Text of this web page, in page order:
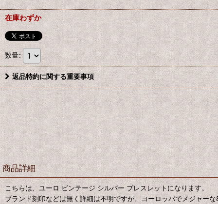
在庫わずか
数量:
返品特約に関する重要事項
商品詳細
こちらは、ユーロ ビンテージ シルバー ブレスレットになります。
ブランド刻印などは無く詳細は不明ですが、ヨーロッパでメジャー